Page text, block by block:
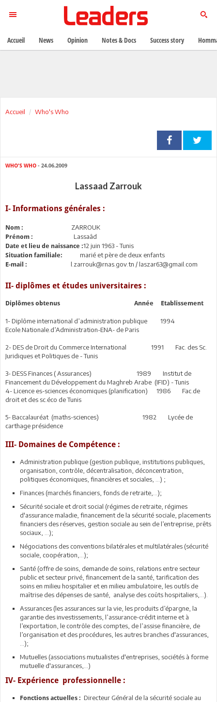
Accueil Who's Who
WHO'S WHO - 24.06.2009
Lassaad Zarrouk
I- Informations générales :
Nom : ZARROUK
Prénom : Lassaâd
Date et lieu de naissance :12 juin 1963 - Tunis
Situation familiale: marié et père de deux enfants
E-mail : l.zarrouk@rnas.gov.tn / laszar63@gmail.com
II- diplômes et études universitaires :
Diplômes obtenus Année Etablissement
1- Diplôme international d’administration publique 1994
Ecole.Nationale.d’Administration-ENA- de Paris
2- DES de Droit du Commerce International 1991 Fac. des Sc.
Juridiques et Politiques de - Tunis
3- DESS Finances ( Assurances) 1989 Institut de
Financement du Développement du Maghreb Arabe (IFID) - Tunis
4- Licence es-sciences économiques (planification) 1986 Fac.de
droit et des sc.éco de Tunis
5- Baccalauréat (maths-sciences) 1982 Lycée de
carthage présidence
III- Domaines de Compétence :
Administration publique (gestion publique, institutions publiques,
organisation, contrôle, décentralisation, déconcentration,
politiques économiques, financières et sociales, …) ;
Finances (marchés financiers, fonds de retraite,…);
Sécurité sociale et droit social (régimes de retraite, régimes
d'assurance maladie, financement de la sécurité sociale, placements
financiers des réserves, gestion sociale au sein de l’entreprise, prêts
sociaux, …);
Négociations des conventions bilatérales et multilatérales (sécurité
sociale, coopération,…);
Santé (offre de soins, demande de soins, relations entre secteur
public et secteur privé, financement de la santé, tarification des
soins en milieu hospitalier et en milieu ambulatoire, les outils de
maîtrise des dépenses de santé, analyse des coûts hospitaliers,…).
Assurances (les assurances sur la vie, les produits d’épargne, la
garantie des investissements, l’assurance-crédit interne et à
l’exportation, le contrôle des comptes, de l’assise financière, de
l’organisation et des procédures, les autres branches d'assurances,
…);
Mutuelles (associations mutualistes d'entreprises, sociétés à forme
mutuelle d'assurances,…)
IV- Expérience professionnelle :
Fonctions actuelles : Directeur Général de la sécurité sociale au
Accueil News Opinion Notes & Docs Success story